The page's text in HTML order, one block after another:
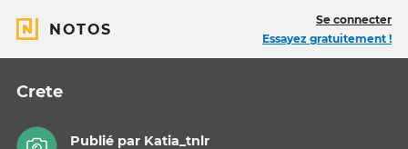
NOTOS
Se connecter
Essayez gratuitement !
Crete
Publié par Katia_tnlr